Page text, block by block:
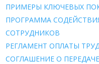
ПРИМЕРЫ КЛЮЧЕВЫХ
ПРОГРАММА
СОТРУДНИКОВ
РЕГЛАМЕНТ ОПЛАТЫ
СОГЛАШЕНИЕ О